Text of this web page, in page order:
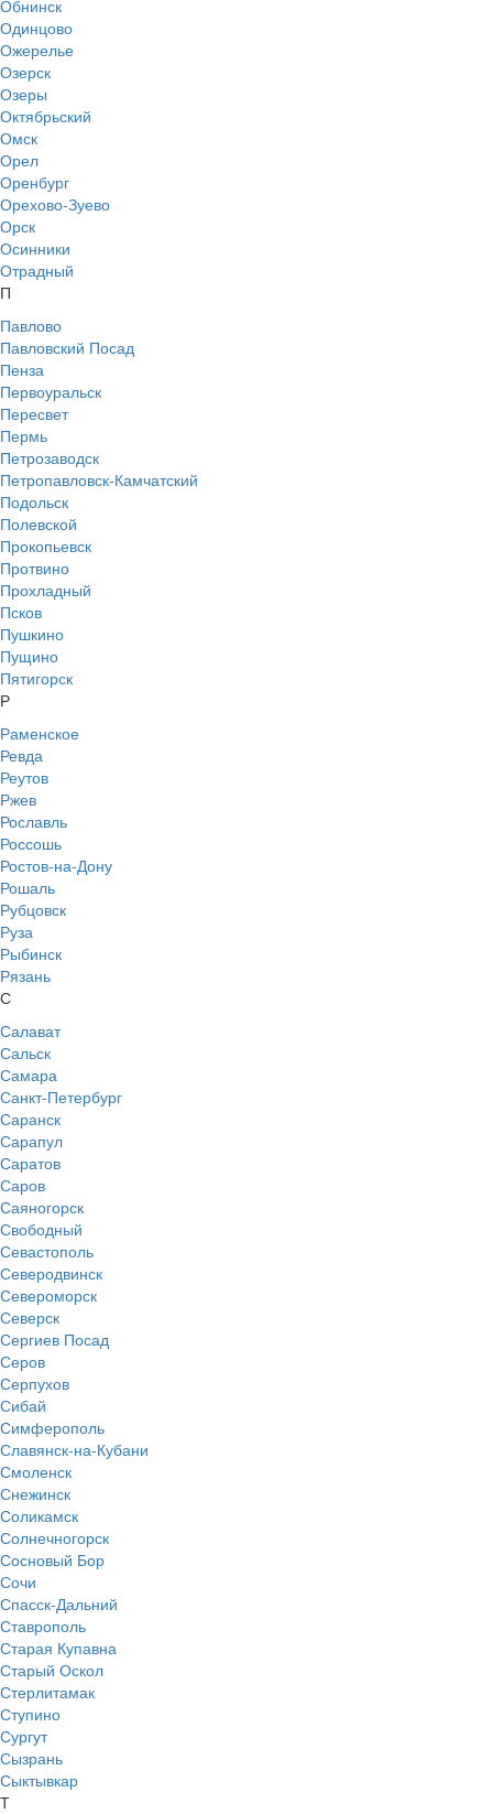
Обнинск
Одинцово
Ожерелье
Озерск
Озеры
Октябрьский
Омск
Орел
Оренбург
Орехово-Зуево
Орск
Осинники
Отрадный
П
Павлово
Павловский Посад
Пенза
Первоуральск
Пересвет
Пермь
Петрозаводск
Петропавловск-Камчатский
Подольск
Полевской
Прокопьевск
Протвино
Прохладный
Псков
Пушкино
Пущино
Пятигорск
Р
Раменское
Ревда
Реутов
Ржев
Рославль
Россошь
Ростов-на-Дону
Рошаль
Рубцовск
Руза
Рыбинск
Рязань
С
Салават
Сальск
Самара
Санкт-Петербург
Саранск
Сарапул
Саратов
Саров
Саяногорск
Свободный
Севастополь
Северодвинск
Североморск
Северск
Сергиев Посад
Серов
Серпухов
Сибай
Симферополь
Славянск-на-Кубани
Смоленск
Снежинск
Соликамск
Солнечногорск
Сосновый Бор
Сочи
Спасск-Дальний
Ставрополь
Старая Купавна
Старый Оскол
Стерлитамак
Ступино
Сургут
Сызрань
Сыктывкар
Т